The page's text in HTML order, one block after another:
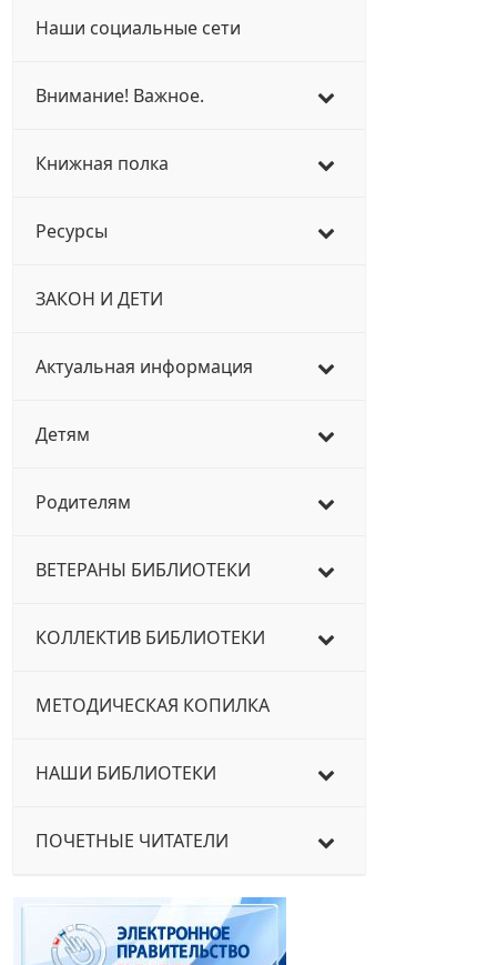
Наши социальные сети
Внимание! Важное.
Книжная полка
Ресурсы
ЗАКОН И ДЕТИ
Актуальная информация
Детям
Родителям
ВЕТЕРАНЫ БИБЛИОТЕКИ
КОЛЛЕКТИВ БИБЛИОТЕКИ
МЕТОДИЧЕСКАЯ КОПИЛКА
НАШИ БИБЛИОТЕКИ
ПОЧЕТНЫЕ ЧИТАТЕЛИ